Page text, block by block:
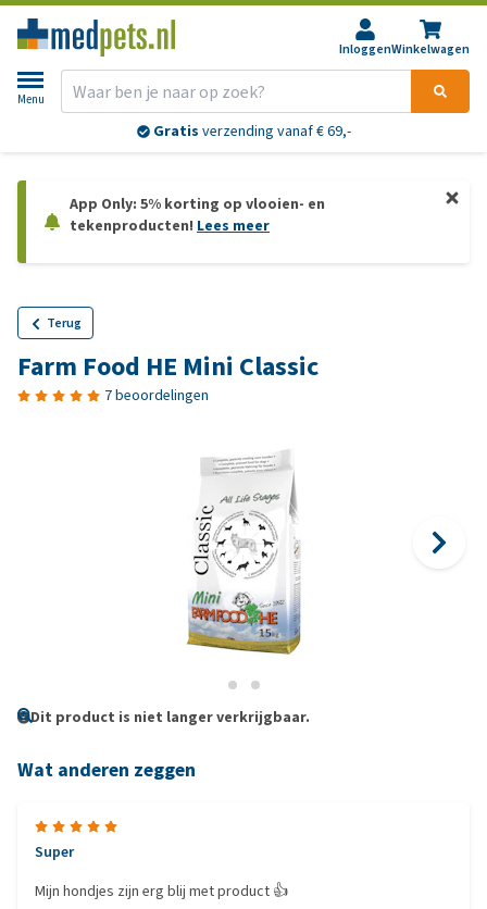
InloggenWinkelwagen
Menu
Gratis verzending vanaf € 69,-
App Only: 5% korting op vlooien- en
tekenproducten! Lees meer
Terug
Farm Food HE Mini Classic
7 beoordelingen
Dit product is niet langer verkrijgbaar.
Wat anderen zeggen
Super
Mijn hondjes zijn erg blij met product 👍